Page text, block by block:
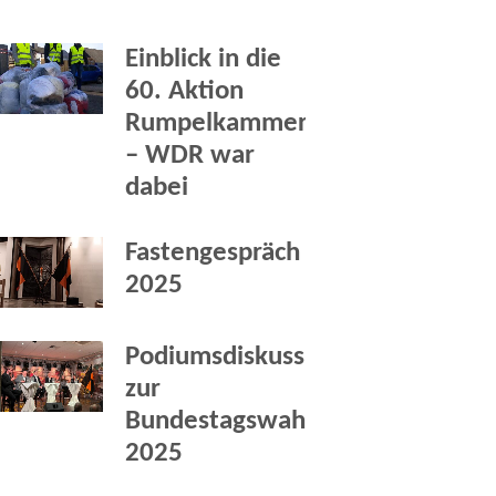
Einblick in die
60. Aktion
Rumpelkammer
– WDR war
dabei
Fastengespräch
2025
Podiumsdiskussion
zur
Bundestagswahl
2025